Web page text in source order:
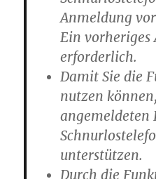
Anmeldung
Ein vorheriges
erforderlich.
Damit Sie die
nutzen
angemeldeten
unterstützen.
Durch die